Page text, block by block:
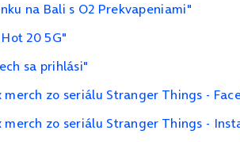
na Bali s O2 Prekvapeniami"
20 5G"
sa prihlási"
zo seriálu Stranger Things -
zo seriálu Stranger Things -